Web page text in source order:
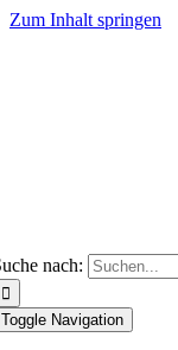
Zum Inhalt springen
nach:
Toggle Navigation